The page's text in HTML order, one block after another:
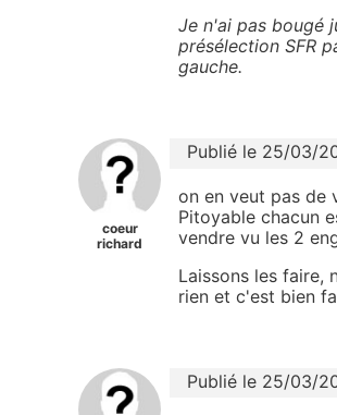
Je n'ai pas bougé
présélection SFR
gauche.
coeur
richard
Publié le 25/03/
on en veut pas de
Pitoyable chacun
vendre vu les 2
Laissons les faire,
rien et c'est bien
Publié le 25/03/